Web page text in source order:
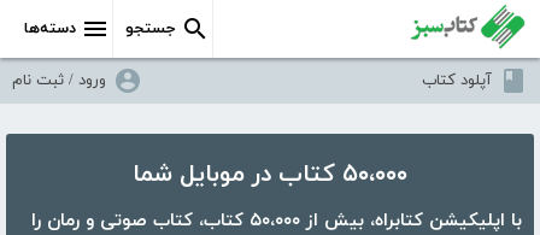
دسته‌ها جستجو
آپلود کتاب ورود / ثبت نام
۵۰،۰۰۰ کتاب در موبایل شما
با اپلیکیشن کتابراه، بیش از ۵۰،۰۰۰ کتاب، کتاب صوتی و رمان را